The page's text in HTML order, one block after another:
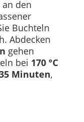
an den
Buchteln
Abdecken
gehen
bei 170 °C
Minuten,